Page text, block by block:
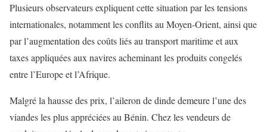
Plusieurs observateurs expliquent cette situation par les tensions
internationales, notamment les conflits au Moyen-Orient, ainsi que
par l’augmentation des coûts liés au transport maritime et aux
taxes appliquées aux navires acheminant les produits congelés
entre l’Europe et l’Afrique.
Malgré la hausse des prix, l’aileron de dinde demeure l’une des
viandes les plus appréciées au Bénin. Chez les vendeurs de